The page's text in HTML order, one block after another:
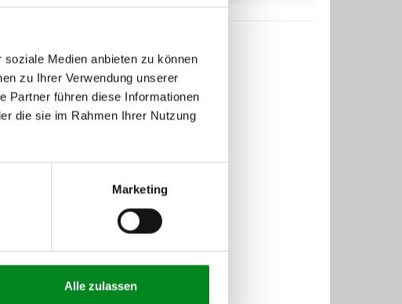
Medien anbieten zu können
zu Ihrer Verwendung unserer
Partner führen diese Informationen
die sie im Rahmen Ihrer Nutzung
Marketing
Alle zulassen